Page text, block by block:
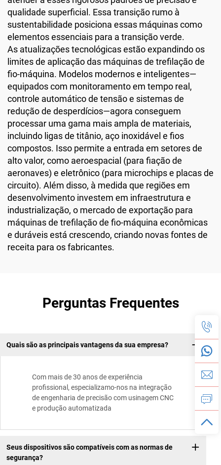
qualidade superficial. Essa transição rumo à
sustentabilidade posiciona essas máquinas como
elementos essenciais para a transição verde.
As atualizações tecnológicas estão expandindo os
limites de aplicação das máquinas de trefilação de
fio-máquina. Modelos modernos e inteligentes—
equipados com monitoramento em tempo real,
controle automático de tensão e sistemas de
redução de desperdícios—agora conseguem
processar uma gama mais ampla de materiais,
incluindo ligas de titânio, aço inoxidável e fios
compostos. Isso permite a entrada em setores de
alto valor, como aeroespacial (para fiação de
aeronaves) e eletrônico (para microchips e placas de
circuito). Além disso, à medida que regiões em
desenvolvimento investem em infraestrutura e
industrialização, o mercado de exportação para
máquinas de trefilação de fio-máquina econômicas
e duráveis está crescendo, criando novas fontes de
receita para os fabricantes.
Perguntas Frequentes
Quais são as principais vantagens da sua empresa?
Com mais de 30 anos de experiência
profissional, especializamo-nos na integração
de engenharia de precisão com usinagem CNC
e produção automatizada
Seus dispositivos são compatíveis com as normas de
segurança?